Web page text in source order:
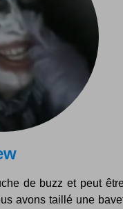
de buzz et peut
avons taillé une